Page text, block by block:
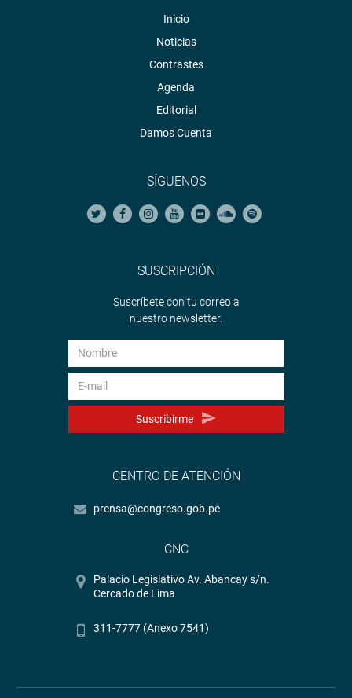
Inicio
Noticias
Contrastes
Agenda
Editorial
Damos Cuenta
SÍGUENOS
SUSCRIPCIÓN
Suscríbete con tu correo a
nuestro newsletter.
Suscribirme
CENTRO DE ATENCIÓN
prensa@congreso.gob.pe
CNC
Palacio Legislativo Av. Abancay s/n.
Cercado de Lima
311-7777 (Anexo 7541)